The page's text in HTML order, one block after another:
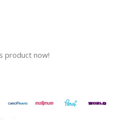
product now!